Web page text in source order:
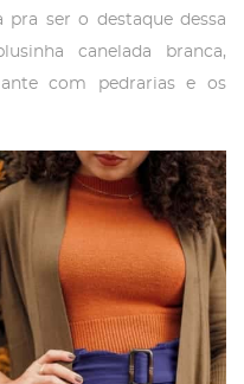
pra ser o destaque dessa
canelada branca,
com pedrarias e os